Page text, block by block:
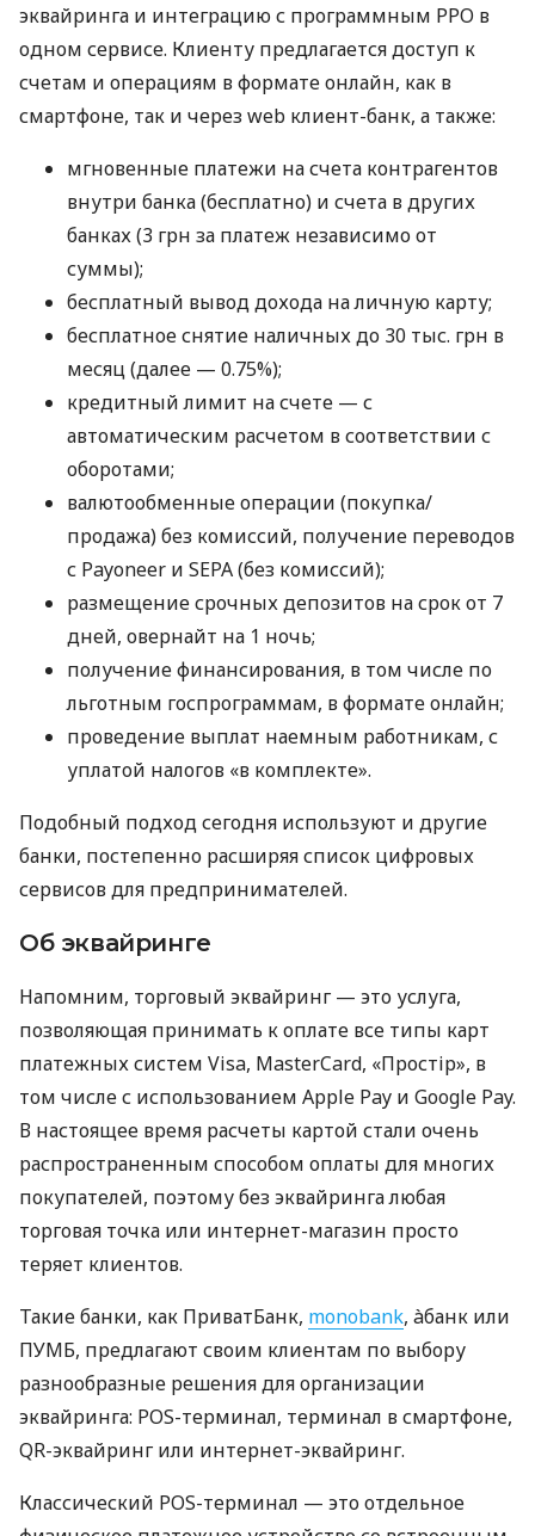
эквайринга и интеграцию с программным РРО в
одном сервисе. Клиенту предлагается доступ к
счетам и операциям в формате онлайн, как в
смартфоне, так и через web клиент-банк, а также:
мгновенные платежи на счета контрагентов
внутри банка (бесплатно) и счета в других
банках (3 грн за платеж независимо от
суммы);
бесплатный вывод дохода на личную карту;
бесплатное снятие наличных до 30 тыс. грн в
месяц (далее — 0.75%);
кредитный лимит на счете — с
автоматическим расчетом в соответствии с
оборотами;
валютообменные операции (покупка/
продажа) без комиссий, получение переводов
с Payoneer и SEPA (без комиссий);
размещение срочных депозитов на срок от 7
дней, овернайт на 1 ночь;
получение финансирования, в том числе по
льготным госпрограммам, в формате онлайн;
проведение выплат наемным работникам, с
уплатой налогов «в комплекте».
Подобный подход сегодня используют и другие
банки, постепенно расширяя список цифровых
сервисов для предпринимателей.
Об эквайринге
Напомним, торговый эквайринг — это услуга,
позволяющая принимать к оплате все типы карт
платежных систем Visa, MasterCard, «Простір», в
том числе с использованием Apple Pay и Google Pay.
В настоящее время расчеты картой стали очень
распространенным способом оплаты для многих
покупателей, поэтому без эквайринга любая
торговая точка или интернет-магазин просто
теряет клиентов.
Такие банки, как ПриватБанк, monobank, àбанк или
ПУМБ, предлагают своим клиентам по выбору
разнообразные решения для организации
эквайринга: POS-терминал, терминал в смартфоне,
QR-эквайринг или интернет-эквайринг.
Классический POS-терминал — это отдельное